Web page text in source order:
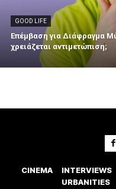
GOOD LIFE
Επέμβαση για Διάφραγμα
χρειάζεται αντιμετώπιση;
CINEMA INTERVIEWS
URBANITIES